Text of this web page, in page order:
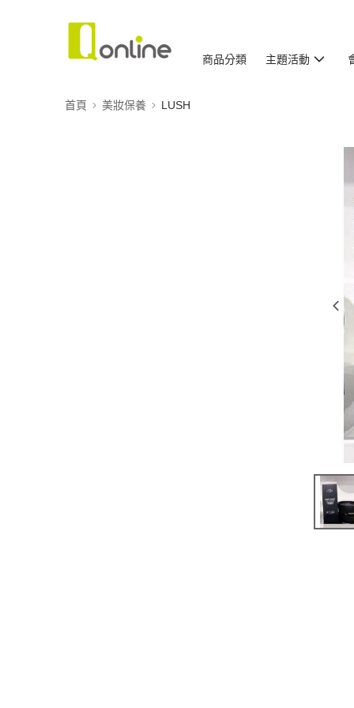
商品分類 主題活動
首頁 美妝保養 LUSH